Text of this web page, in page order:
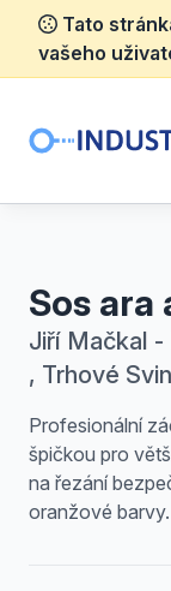
Tato
vašeho
Sos ara
Jiří Mačkal
, Trhové
Profesionální
špičkou pro
na řezání
oranžové